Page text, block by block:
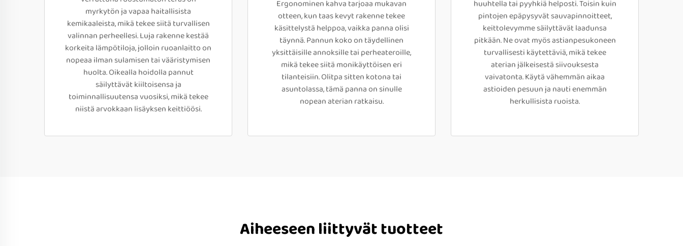
myrkytön ja vapaa haitallisista
kemikaaleista, mikä tekee siitä turvallisen
valinnan perheellesi. Luja rakenne kestää
korkeita lämpötiloja, jolloin ruoanlaitto on
nopeaa ilman sulamisen tai vääristymisen
huolta. Oikealla hoidolla pannut
säilyttävät kiiltoisensa ja
toiminnallisuutensa vuosiksi, mikä tekee
niistä arvokkaan lisäyksen keittiöösi.
Ergonominen kahva tarjoaa mukavan
otteen, kun taas kevyt rakenne tekee
käsittelystä helppoa, vaikka panna olisi
täynnä. Pannun koko on täydellinen
yksittäisille annoksille tai perheateroille,
mikä tekee siitä monikäyttöisen eri
tilanteisiin. Olitpa sitten kotona tai
asuntolassa, tämä panna on sinulle
nopean aterian ratkaisu.
huuhtella tai pyyhkiä helposti. Toisin kuin
pintojen epäpysyvät sauvapinnoitteet,
keittolevymme säilyttävät laadunsa
pitkään. Ne ovat myös astianpesukoneen
turvallisesti käytettäviä, mikä tekee
aterian jälkeisestä siivouksesta
vaivatonta. Käytä vähemmän aikaa
astioiden pesuun ja nauti enemmän
herkullisista ruoista.
Aiheeseen liittyvät tuotteet